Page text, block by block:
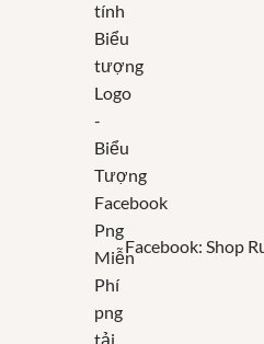
Facebook: Shop